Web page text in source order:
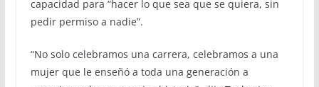
capacidad para “hacer lo que sea que se quiera, sin
pedir permiso a nadie”.
“No solo celebramos una carrera, celebramos a una
mujer que le enseñó a toda una generación a